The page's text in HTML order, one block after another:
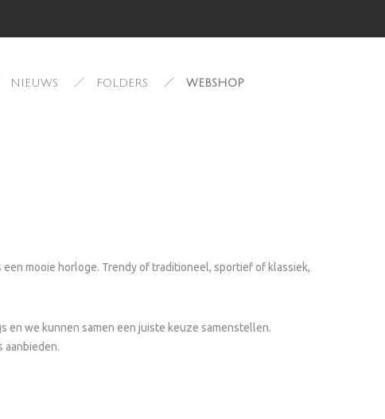
NIEUWS FOLDERS
WEBSHOP
mooie horloge. Trendy of traditioneel, sportief of klassiek,
en we kunnen samen een juiste keuze samenstellen.
aanbieden.